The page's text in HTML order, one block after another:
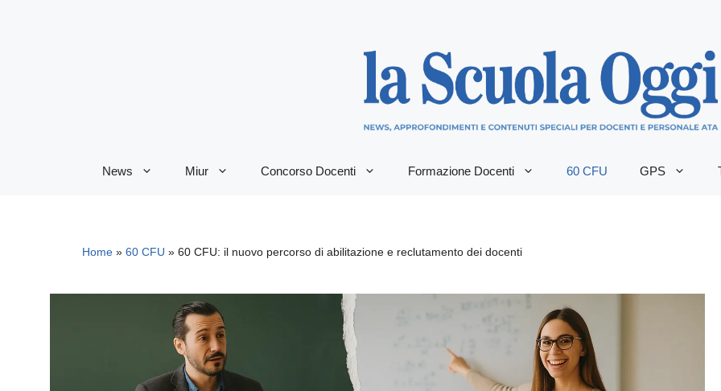
News Miur Concorso Docenti Formazione Docenti 60 CFU GPS
Home » 60 CFU » 60 CFU: il nuovo percorso di abilitazione e reclutamento dei docenti